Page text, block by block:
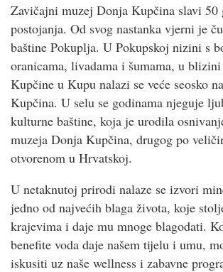
Zavičajni muzej Donja Kupčina slavi 50
postojanja. Od svog nastanka vjerni je
baštine Pokuplja. U Pokupskoj nizini s
oranicama, livadama i šumama, u
Kupčine u Kupu nalazi se veće seosko
Kupčina. U selu se godinama njeguje
kulturne baštine, koja je urodila
muzeja Donja Kupčina, drugog po
otvorenom u Hrvatskoj.
U netaknutoj prirodi nalaze se izvori
jedno od najvećih blaga života, koje
krajevima i daje mu mnoge blagodati.
benefite voda daje našem tijelu i umu,
iskusiti uz naše wellness i zabavne